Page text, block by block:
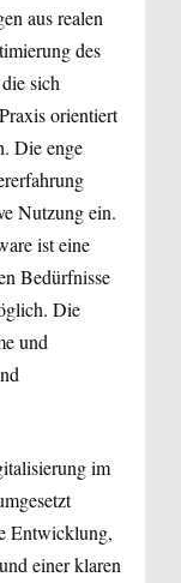
aus realen
des
sich
orientiert
Die enge
Nutzung ein.
ist eine
Bedürfnisse
Die
und
im
Entwicklung,
einer klaren